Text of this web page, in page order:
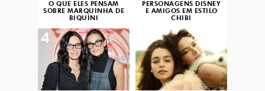
O QUE ELES PENSAM
SOBRE MARQUINHA DE
BIQUÍNI
PERSONAGENS DISNEY
E AMIGOS EM ESTILO
CHIBI
4